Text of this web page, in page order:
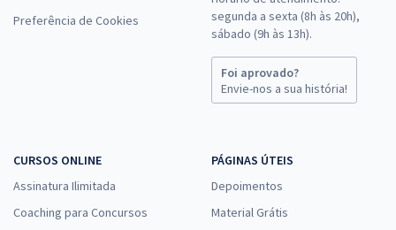
Preferência de Cookies
segunda a sexta (8h às 20h),
sábado (9h às 13h).
Foi aprovado?
Envie-nos a sua história!
CURSOS ONLINE
Assinatura Ilimitada
Coaching para Concursos
PÁGINAS ÚTEIS
Depoimentos
Material Grátis